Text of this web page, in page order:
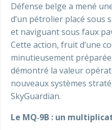
Défense belge a mené
d’un pétrolier placé sous
et naviguant sous faux
Cette action, fruit d’une
minutieusement
démontré la valeur
nouveaux systèmes
SkyGuardian.
Le MQ‑9B : un